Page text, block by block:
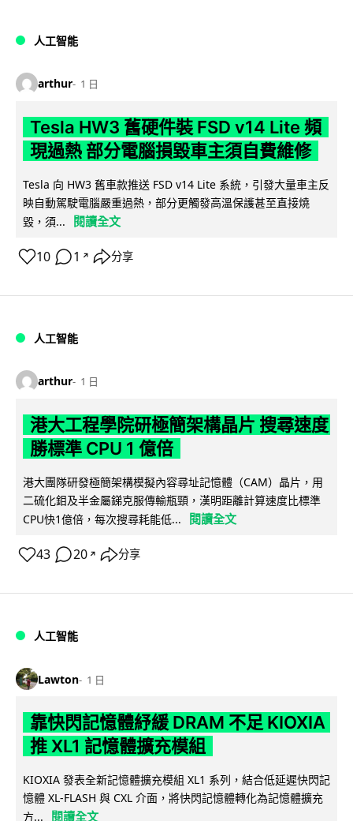
人工智能
arthur 1 日
Tesla HW3 舊硬件裝 FSD v14 Lite 頻
現過熱 部分電腦損毀車主須自費維修
Tesla 向 HW3 舊車款推送 FSD v14 Lite 系統，引發大量車主反
映自動駕駛電腦嚴重過熱，部分更觸發高溫保護甚至直接燒
毀，須...
閱讀全文
10 1 ↗ 分享
人工智能
arthur 1 日
港大工程學院研極簡架構晶片 搜尋速度
勝標準 CPU 1 億倍
港大團隊研發極簡架構模擬內容尋址記憶體（CAM）晶片，用
二硫化鉬及半金屬銻克服傳輸瓶頸，漢明距離計算速度比標準
CPU快1億倍，每次搜尋耗能低...
閱讀全文
43 20 ↗ 分享
人工智能
Lawton 1 日
靠快閃記憶體紓緩 DRAM 不足 KIOXIA
推 XL1 記憶體擴充模組
KIOXIA 發表全新記憶體擴充模組 XL1 系列，結合低延遲快閃記
憶體 XL-FLASH 與 CXL 介面，將快閃記憶體轉化為記憶體擴充
方...
閱讀全文